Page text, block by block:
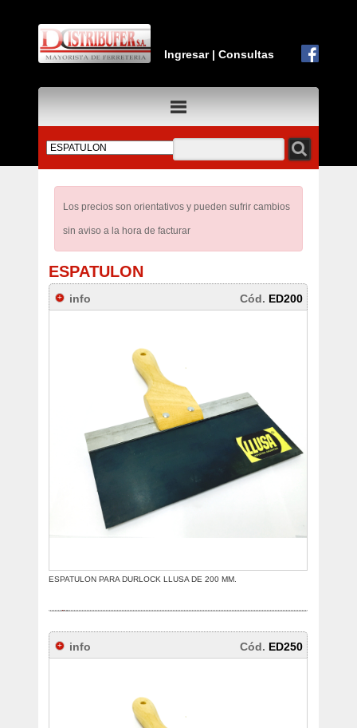
Ingresar|Consultas
Los precios son orientativos y pueden sufrir cambios
sin aviso a la hora de facturar
ESPATULON
info Cód. ED200
ESPATULON PARA DURLOCK LLUSA DE 200 MM.
info Cód. ED250